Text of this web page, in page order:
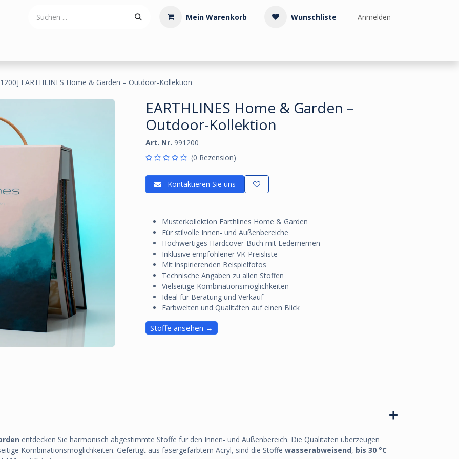
Mein Warenkorb
Wunschliste Anmelden
EARTHLINES Home & Garden – Outdoor-Kollektion
EARTHLINES Home & Garden –
Outdoor-Kollektion
Art. Nr. 991200
(0 Rezension)
Kontaktieren Sie uns
Musterkollektion Earthlines Home & Garden
Für stilvolle Innen- und Außenbereiche
Hochwertiges Hardcover-Buch mit Lederriemen
Inklusive empfohlener VK-Preisliste
Mit inspirierenden Beispielfotos
Technische Angaben zu allen Stoffen
Vielseitige Kombinationsmöglichkeiten
Ideal für Beratung und Verkauf
Farbwelten und Qualitäten auf einen Blick
Stoffe ansehen →
entdecken Sie harmonisch abgestimmte Stoffe für den Innen- und Außenbereich. Die Qualitäten überzeugen
Kombinationsmöglichkeiten. Gefertigt aus fasergefärbtem Acryl, sind die Stoffe wasserabweisend, bis 30 °C